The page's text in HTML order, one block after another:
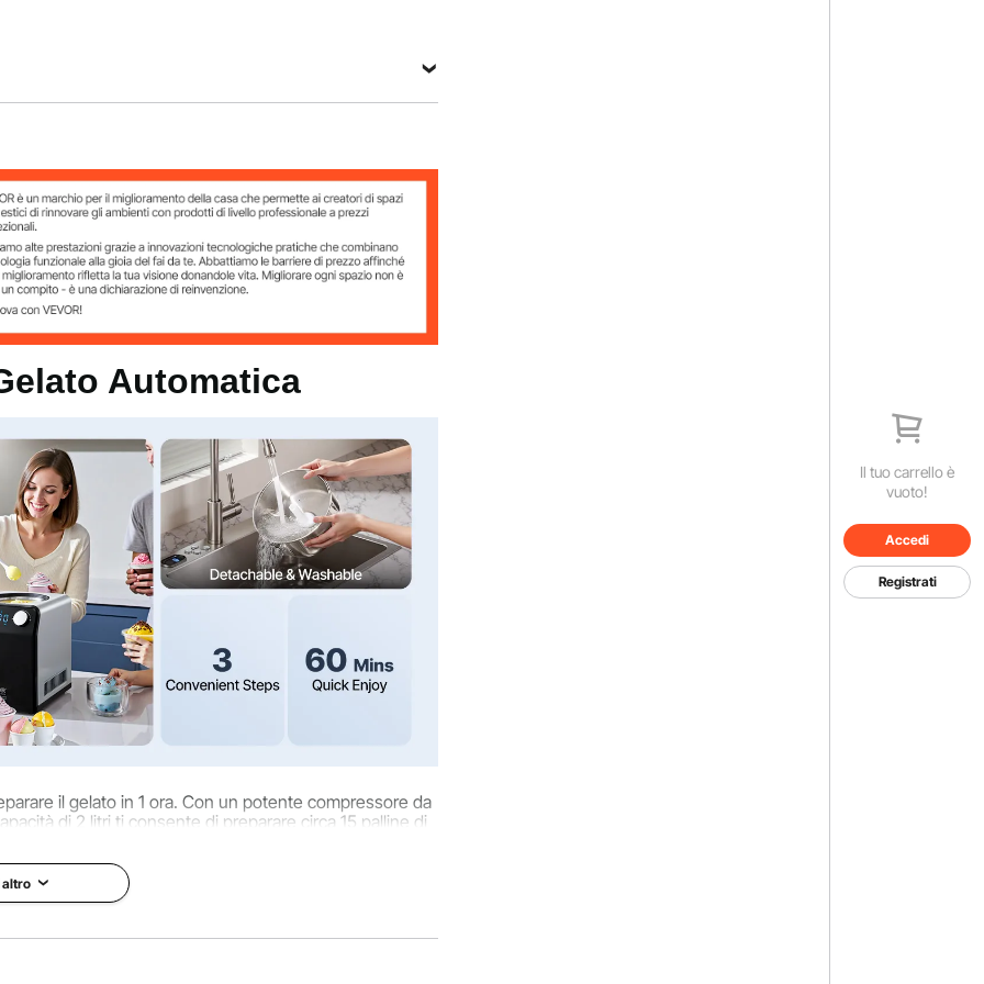
Il tuo carrello è
vuoto!
Accedi
Registrati
Hz
Automatica
il gelato in 1 ora. Con un potente compressore da
di 2 litri ti consente di preparare circa 15 palline di
altro